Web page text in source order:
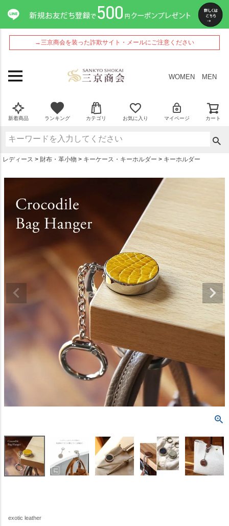
→三京商会を装った詐欺サイト・メールにご注意ください
WOMEN MEN
新着商品 ランキング カテゴリ お気に入り マイページ カート
レディース 財布・革小物 キーケース・キーホルダー キーホルダー
exotic leather
ペー
ジト
ップ
へ